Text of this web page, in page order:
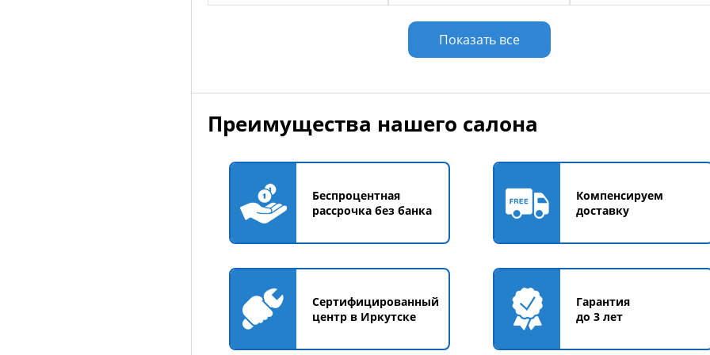
Добавить в корзину
Показать все
Преимущества нашего салона
Беспроцентная
рассрочка без банка
Компенсируем
доставку
Сертифицированный
центр в Иркутске
Гарантия
до 3 лет